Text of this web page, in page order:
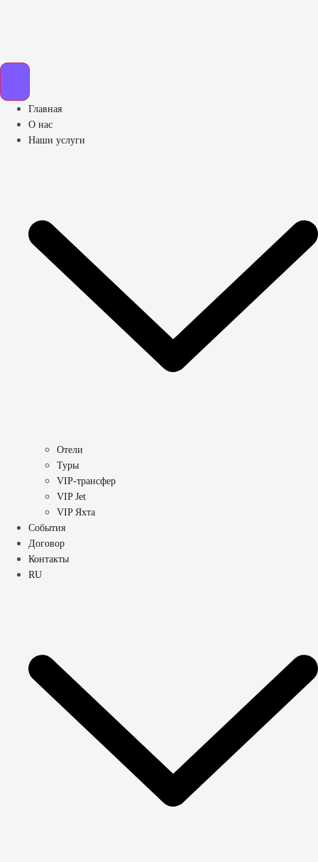
Главная
О нас
Наши услуги
Отели
Туры
VIP-трансфер
VIP Jet
VIP Яхта
События
Договор
Контакты
RU